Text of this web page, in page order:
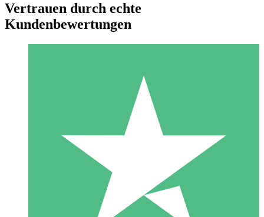
Individuelle Credit-Pakete
Zahlen Sie nach Bedarf mit Download-Credits. Keine
monatliche Verpflichtung erforderlich.
10 00
Vertrauen durch echte
Kundenbewertungen